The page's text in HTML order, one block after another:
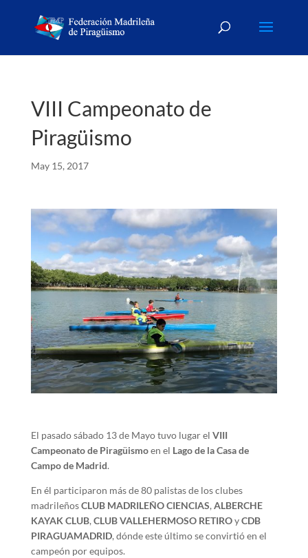
VIII Campeonato de
Piragüismo
May 15, 2017
El pasado sábado 13 de Mayo tuvo lugar el VIII
Campeonato de Piragüismoen el Lago de la Casa de
Campo de Madrid.
En él participaron más de 80 palistas de los clubes
madrileñosCLUB MADRILEÑO CIENCIAS,ALBERCHE
KAYAK CLUB,CLUB VALLEHERMOSO RETIROyCDB
PIRAGUAMADRID, dónde este último se convirtió en el
campeón por equipos.